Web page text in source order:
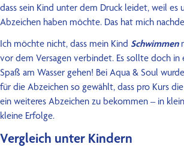
dass sein Kind unter dem Druck leidet, weil es
Abzeichen haben möchte. Das hat mich
Ich möchte nicht, dass mein Kind Schwimmen
vor dem Versagen verbindet. Es sollte doch in
Spaß am Wasser gehen! Bei Aqua & Soul
für die Abzeichen so gewählt, dass pro Kurs
ein weiteres Abzeichen zu bekommen – in
kleine Erfolge.
Vergleich unter Kindern